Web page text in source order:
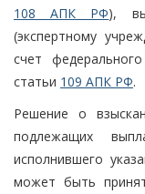
108 АПК РФ),
(экспертному
счет
статьи 109 АПК РФ.
Решение о
подлежащих
исполнившего
может быть